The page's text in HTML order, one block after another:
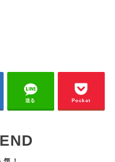
送る Pocket